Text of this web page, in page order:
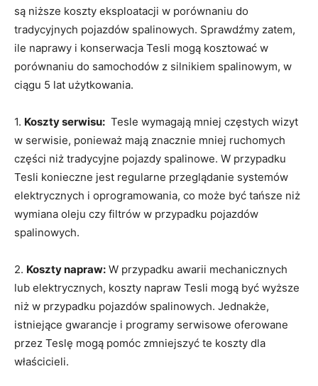
są niższe koszty eksploatacji w porównaniu do
tradycyjnych pojazdów spalinowych. ⁣Sprawdźmy‌ zatem,
ile naprawy i ⁢konserwacja Tesli mogą kosztować w
porównaniu do samochodów z silnikiem spalinowym, w
ciągu 5 lat użytkowania.
1. Koszty serwisu: ‌ Tesle wymagają mniej‌ częstych wizyt
w ‍serwisie,‌ ponieważ mają znacznie mniej ruchomych
części niż tradycyjne pojazdy spalinowe. ⁢W przypadku
Tesli konieczne jest regularne przeglądanie systemów
elektrycznych i oprogramowania, co może być tańsze niż
wymiana ​oleju⁣ czy filtrów w przypadku pojazdów
spalinowych.
2. Koszty napraw: W przypadku awarii mechanicznych
lub elektrycznych, koszty napraw Tesli mogą być wyższe
niż w przypadku pojazdów spalinowych.⁤ Jednakże,
istniejące gwarancje i programy serwisowe oferowane
przez⁣ Teslę mogą pomóc zmniejszyć te koszty dla
właścicieli.